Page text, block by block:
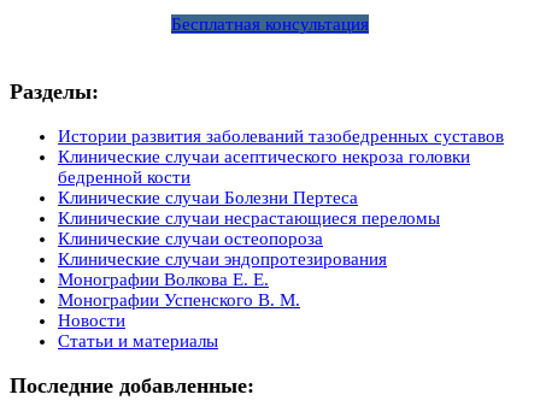
Бесплатная консультация
Разделы:
Истории развития заболеваний тазобедренных суставов
Клинические случаи асептического некроза головки
бедренной кости
Клинические случаи Болезни Пертеса
Клинические случаи несрастающиеся переломы
Клинические случаи остеопороза
Клинические случаи эндопротезирования
Монографии Волкова Е. Е.
Монографии Успенского В. М.
Новости
Статьи и материалы
Последние добавленные: